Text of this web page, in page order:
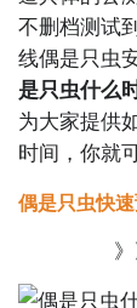
最直接的方
海量的精品
在九游客户
入到游戏专
四处寻求游
不删档测试
线偶是只虫
是只虫什么
为大家提供
时间，你就
偶是只虫快